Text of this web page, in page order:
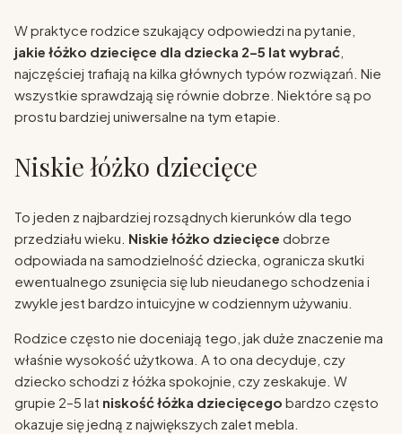
W praktyce rodzice szukający odpowiedzi na pytanie,
jakie łóżko dziecięce dla dziecka 2–5 lat wybrać
najczęściej trafiają na kilka głównych typów rozwiązań. Nie
wszystkie sprawdzają się równie dobrze. Niektóre są po
prostu bardziej uniwersalne na tym etapie.
Niskie łóżko dziecięce
To jeden z najbardziej rozsądnych kierunków dla tego
przedziału wieku. Niskie łóżko dziecięce dobrze
odpowiada na samodzielność dziecka, ogranicza skutki
ewentualnego zsunięcia się lub nieudanego schodzenia i
zwykle jest bardzo intuicyjne w codziennym używaniu.
Rodzice często nie doceniają tego, jak duże znaczenie ma
właśnie wysokość użytkowa. A to ona decyduje, czy
dziecko schodzi z łóżka spokojnie, czy zeskakuje. W
grupie 2–5 lat niskość łóżka dziecięcego bardzo często
okazuje się jedną z największych zalet mebla.